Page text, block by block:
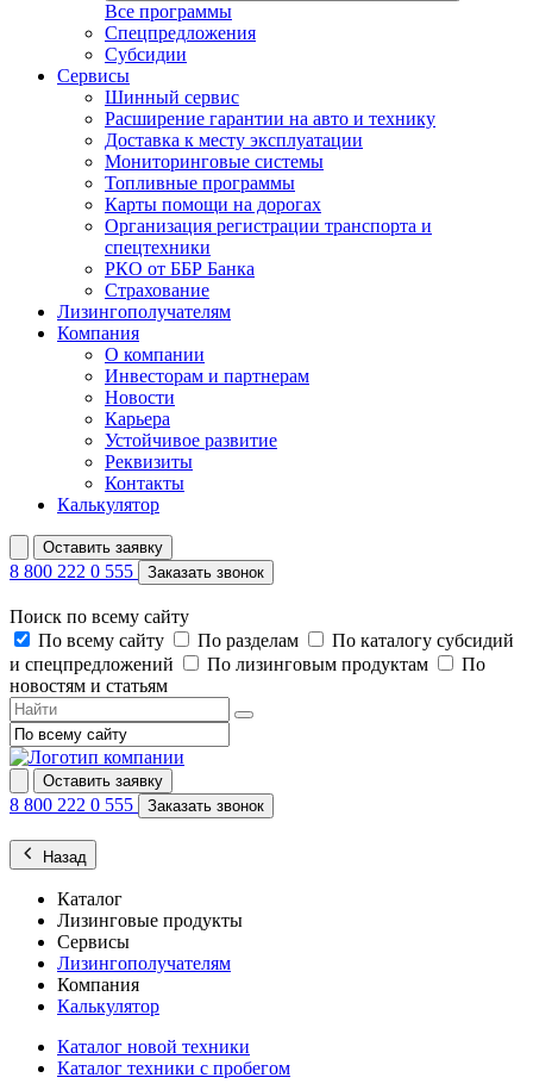
Все программы
Спецпредложения
Субсидии
Сервисы
Шинный сервис
Расширение гарантии на авто и технику
Доставка к месту эксплуатации
Мониторинговые системы
Топливные программы
Карты помощи на дорогах
Организация регистрации транспорта и
спецтехники
РКО от ББР Банка
Страхование
Лизингополучателям
Компания
О компании
Инвесторам и партнерам
Новости
Карьера
Устойчивое развитие
Реквизиты
Контакты
Калькулятор
Оставить заявку
8 800 222 0 555 Заказать звонок
Поиск по всему сайту
По всему сайту
По разделам
По каталогу субсидий
и спецпредложений
По лизинговым продуктам
По
новостям и статьям
Оставить заявку
8 800 222 0 555 Заказать звонок
Назад
Каталог
Лизинговые продукты
Сервисы
Лизингополучателям
Компания
Калькулятор
Каталог новой техники
Каталог техники с пробегом